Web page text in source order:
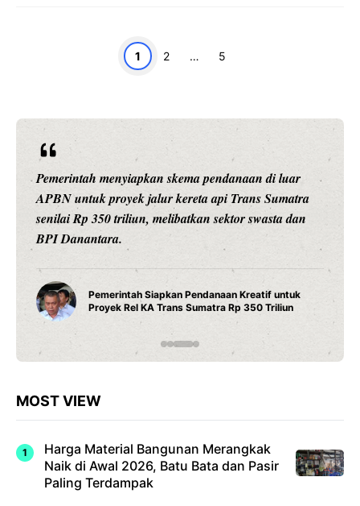
Page
1 Page
2 … Page
5
Pemerintah menyiapkan skema pendanaan di luar
APBN untuk proyek jalur kereta api Trans Sumatra
senilai Rp 350 triliun, melibatkan sektor swasta dan
BPI Danantara.
Pemerintah Siapkan Pendanaan Kreatif untuk
Proyek Rel KA Trans Sumatra Rp 350 Triliun
MOST VIEW
Harga Material Bangunan Merangkak
Naik di Awal 2026, Batu Bata dan Pasir
Paling Terdampak